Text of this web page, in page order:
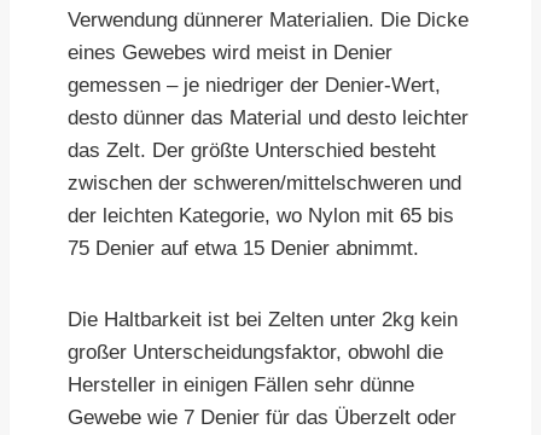
Verwendung dünnerer Materialien. Die Dicke
eines Gewebes wird meist in Denier
gemessen – je niedriger der Denier-Wert,
desto dünner das Material und desto leichter
das Zelt. Der größte Unterschied besteht
zwischen der schweren/mittelschweren und
der leichten Kategorie, wo Nylon mit 65 bis
75 Denier auf etwa 15 Denier abnimmt.
Die Haltbarkeit ist bei Zelten unter 2kg kein
großer Unterscheidungsfaktor, obwohl die
Hersteller in einigen Fällen sehr dünne
Gewebe wie 7 Denier für das Überzelt oder